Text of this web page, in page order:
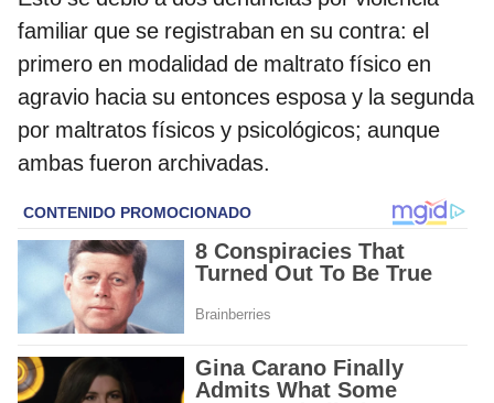
familiar que se registraban en su contra: el
primero en modalidad de maltrato físico en
agravio hacia su entonces esposa y la segunda
por maltratos físicos y psicológicos; aunque
ambas fueron archivadas.